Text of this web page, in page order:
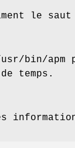
le saut
bin/
temps.